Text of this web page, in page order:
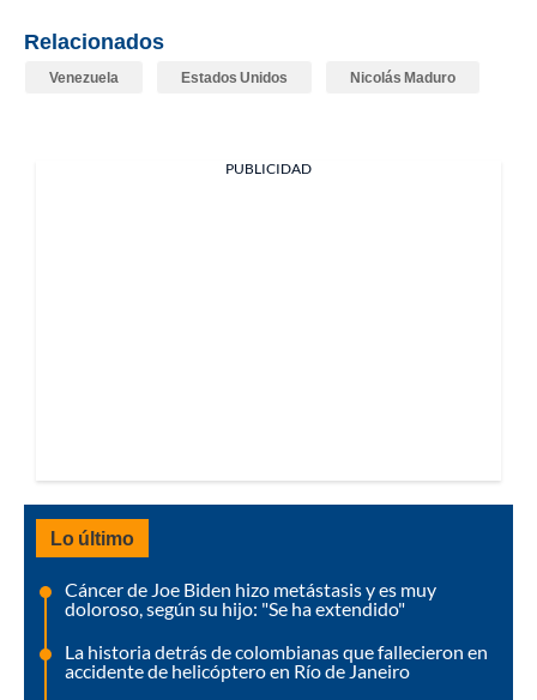
Relacionados
Venezuela Estados Unidos Nicolás Maduro
PUBLICIDAD
Lo último
Cáncer de Joe Biden hizo metástasis y es muy
doloroso, según su hijo: "Se ha extendido"
La historia detrás de colombianas que fallecieron en
accidente de helicóptero en Río de Janeiro